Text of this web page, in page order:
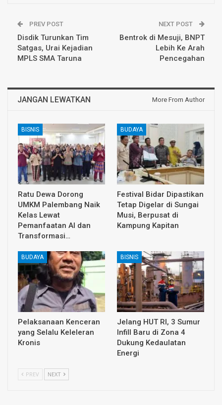
PREV POST
Disdik Turunkan Tim
Satgas, Urai Kejadian
MPLS SMA Taruna
NEXT POST
Bentrok di Mesuji, BNPT
Lebih Ke Arah
Pencegahan
JANGAN LEWATKAN More From Author
BISNIS
Ratu Dewa Dorong
UMKM Palembang Naik
Kelas Lewat
Pemanfaatan AI dan
Transformasi…
BUDAYA
Festival Bidar Dipastikan
Tetap Digelar di Sungai
Musi, Berpusat di
Kampung Kapitan
BUDAYA
Pelaksanaan Kenceran
yang Selalu Keleleran
Kronis
BISNIS
Jelang HUT RI, 3 Sumur
Infill Baru di Zona 4
Dukung Kedaulatan
Energi
PREV NEXT